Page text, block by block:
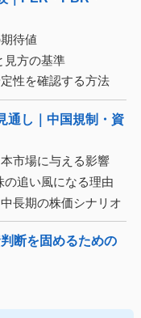
待値
見方の基準
性を確認する方法
通し｜中国規制・資
市場に与える影響
追い風になる理由
長期の株価シナリオ
断を固めるための